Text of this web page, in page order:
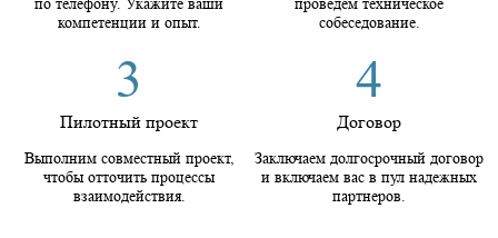
компетенции и опыт.
собеседование.
3
Пилотный проект
Выполним совместный проект,
чтобы отточить процессы
взаимодействия.
4
Договор
Заключаем долгосрочный договор
и включаем вас в пул надежных
партнеров.